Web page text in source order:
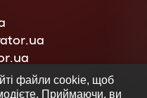
файли cookie, щоб
Приймаючи, ви